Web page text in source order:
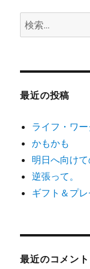
ン
検
索:
最近の投稿
ライフ・ワ
かもかも
明日へ向け
逆張って。
ギフト＆プレ
最近のコメント